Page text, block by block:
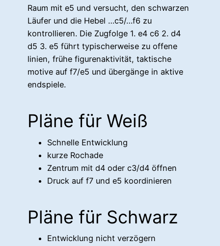
Raum mit e5 und versucht, den schwarzen
Läufer und die Hebel …c5/…f6 zu
kontrollieren. Die Zugfolge 1. e4 c6 2. d4
d5 3. e5 führt typischerweise zu offene
linien, frühe figurenaktivität, taktische
motive auf f7/e5 und übergänge in aktive
endspiele.
Pläne für Weiß
Schnelle Entwicklung
kurze Rochade
Zentrum mit d4 oder c3/d4 öffnen
Druck auf f7 und e5 koordinieren
Pläne für Schwarz
Entwicklung nicht verzögern